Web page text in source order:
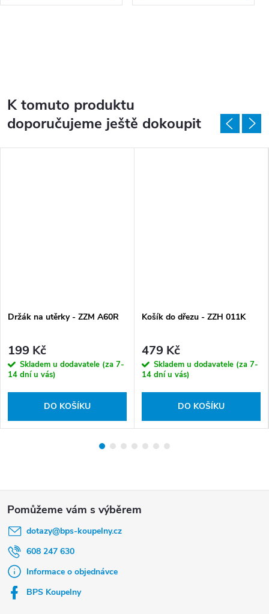
K tomuto produktu
doporučujeme ještě dokoupit
Držák na utěrky - ZZM A60R
199 Kč
Skladem u dodavatele (za 7-
14 dní u vás)
DO KOŠÍKU
Košík do dřezu - ZZH 011K
479 Kč
Skladem u dodavatele (za 7-
14 dní u vás)
DO KOŠÍKU
dotazy@bps-koupelny.cz
608 247 630
Informace o objednávce
BPS Koupelny